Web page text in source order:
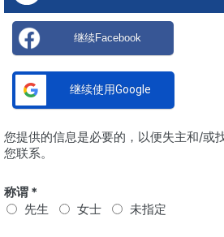
继续Facebook
继续使用Google
您提供的信息是必要的，以便失主和/或
您联系。
称谓 *
先生
女士 未指定